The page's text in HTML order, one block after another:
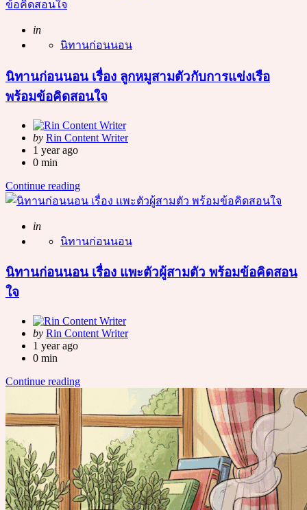
Posted
in
นิทานก่อนนอน
นิทานก่อนนอน เรื่อง ลูกหมูสามตัวกับการแข่งเรือ
พร้อมข้อคิดสอนใจ
Posted
by
by Rin Content Writer
1 year ago
0 min
Continue reading
Posted
in
นิทานก่อนนอน
นิทานก่อนนอน เรื่อง แพะตัวผู้สามตัว พร้อมข้อคิดสอน
ใจ
Posted
by
by Rin Content Writer
1 year ago
0 min
Continue reading